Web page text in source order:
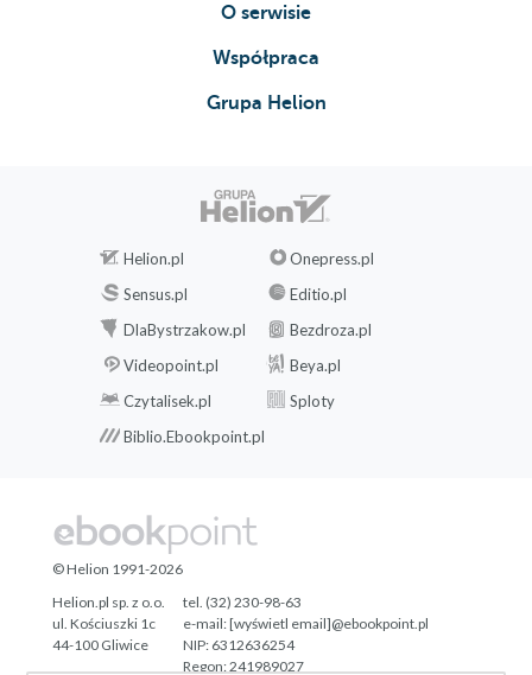
O serwisie
Współpraca
Grupa Helion
Helion.pl
Onepress.pl
Sensus.pl
Editio.pl
DlaBystrzakow.pl
Bezdroza.pl
Videopoint.pl
Beya.pl
Czytalisek.pl
Sploty
Biblio.Ebookpoint.pl
© Helion 1991-2026
Helion.pl sp. z o.o.
ul. Kościuszki 1c
44-100 Gliwice
tel. (32) 230-98-63
e-mail:[wyświetl email]@ebookpoint.pl
NIP: 6312636254
Regon: 241989027